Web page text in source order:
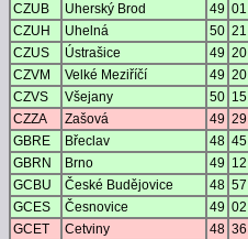
CZUB
Uherský Brod 49 01
CZUH
Uhelná 50 21
CZUS
Ústrašice 49 20
CZVM
Velké Meziříčí 49 20
CZVS
Všejany 50 15
CZZA
Zašová 49 29
GBRE
Břeclav 48 45
GBRN
Brno 49 12
GCBU
České Budějovice 48 57
GCES
Česnovice 49 02
GCET
Cetviny 48 36